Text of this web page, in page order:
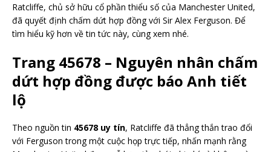
Ratcliffe, chủ sở hữu cổ phần thiểu số của Manchester United,
đã quyết định chấm dứt hợp đồng với Sir Alex Ferguson. Để
tìm hiểu kỹ hơn về tin tức này, cùng xem nhé.
Trang 45678 – Nguyên nhân chấm
dứt hợp đồng được báo Anh tiết
lộ
Theo nguồn tin 45678 uy tín, Ratcliffe đã thẳng thắn trao đổi
với Ferguson trong một cuộc họp trực tiếp, nhấn mạnh rằng